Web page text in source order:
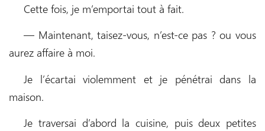
Cette fois, je m’emportai tout à fait.
— Maintenant, taisez-vous, n’est-ce pas ? ou vous
aurez affaire à moi.
Je l’écartai violemment et je pénétrai dans la
maison.
Je traversai d’abord la cuisine, puis deux petites